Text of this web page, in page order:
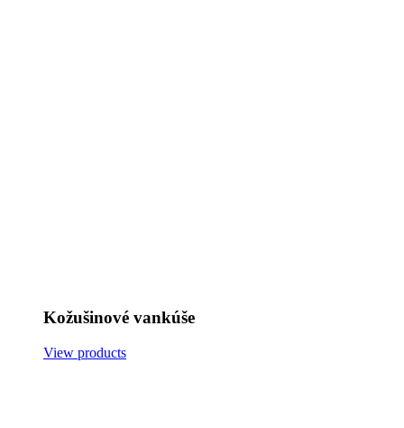
Kožušinové vankúše
View products